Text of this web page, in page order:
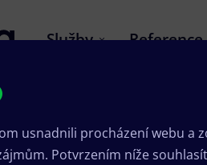
Služby Reference
usnadnili procházení webu a
Potvrzením níže